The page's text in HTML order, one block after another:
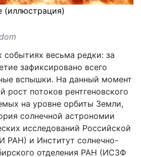
(иллюстрация)
весьма редки: за
зафиксировано всего
вспышки. На данный момент
рост потоков рентгеновского
на уровне орбиты Земли,
солнечной астрономии
исследований Российской
РАН) и Институт солнечно-
отделения РАН (ИСЗФ